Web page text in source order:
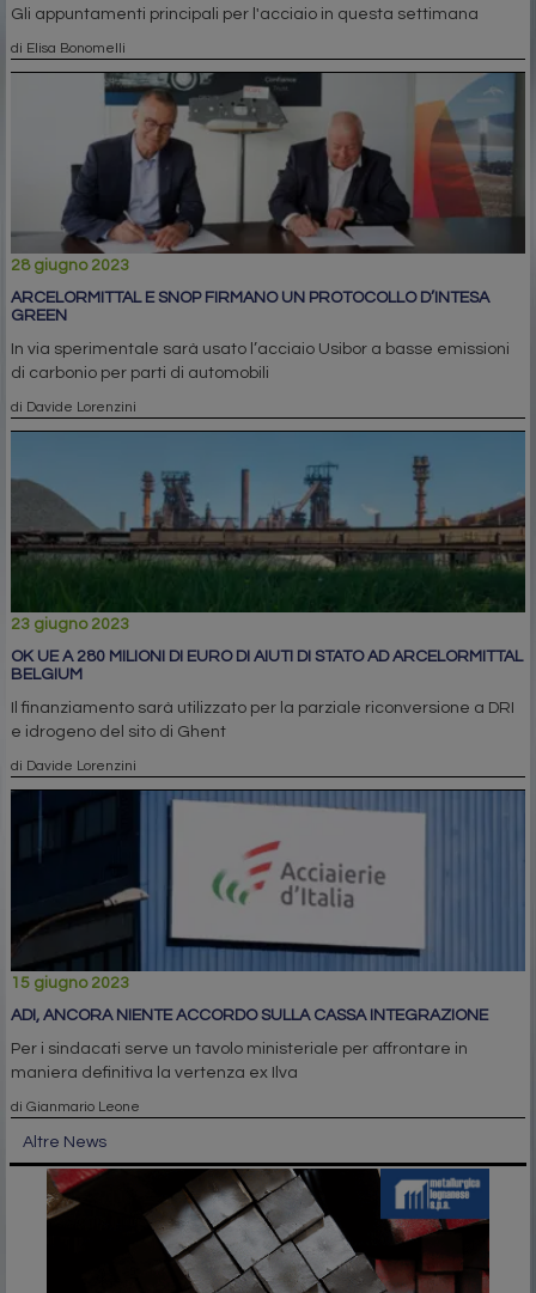
Gli appuntamenti principali per l'acciaio in questa settimana
di Elisa Bonomelli
28 giugno 2023
ARCELORMITTAL E SNOP FIRMANO UN PROTOCOLLO D’INTESA
GREEN
In via sperimentale sarà usato l’acciaio Usibor a basse emissioni
di carbonio per parti di automobili
di Davide Lorenzini
23 giugno 2023
OK UE A 280 MILIONI DI EURO DI AIUTI DI STATO AD ARCELORMITTAL
BELGIUM
Il finanziamento sarà utilizzato per la parziale riconversione a DRI
e idrogeno del sito di Ghent
di Davide Lorenzini
15 giugno 2023
ADI, ANCORA NIENTE ACCORDO SULLA CASSA INTEGRAZIONE
Per i sindacati serve un tavolo ministeriale per affrontare in
maniera definitiva la vertenza ex Ilva
di Gianmario Leone
Altre News